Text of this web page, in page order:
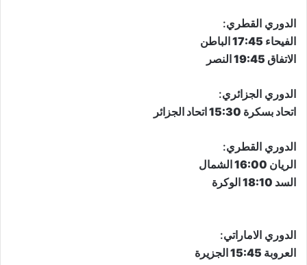
الدوري القطري:
الفيحاء 17:45 الباطن
الاتفاق 19:45 النصر
الدوري الجزائري:
اتحاد بسكرة 15:30 اتحاد الجزائر
الدوري القطري:
الريان 16:00 الشمال
السد 18:10 الوكرة
الدوري الاماراتي:
العروبة 15:45 الجزيرة